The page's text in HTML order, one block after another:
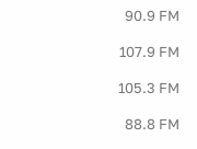
90.9 FM
107.9 FM
105.3 FM
88.8 FM